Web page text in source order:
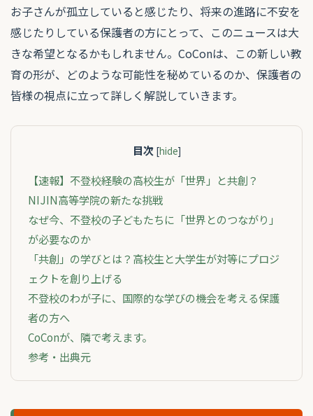
お子さんが孤立していると感じたり、将来の進路に不安を
感じたりしている保護者の方にとって、このニュースは大
きな希望となるかもしれません。CoConは、この新しい教
育の形が、どのような可能性を秘めているのか、保護者の
皆様の視点に立って詳しく解説していきます。
目次 [hide]
【速報】不登校経験の高校生が「世界」と共創？
NIJIN高等学院の新たな挑戦
なぜ今、不登校の子どもたちに「世界とのつながり」
が必要なのか
「共創」の学びとは？高校生と大学生が対等にプロジ
ェクトを創り上げる
不登校のわが子に、国際的な学びの機会を考える保護
者の方へ
CoConが、隣で考えます。
参考・出典元